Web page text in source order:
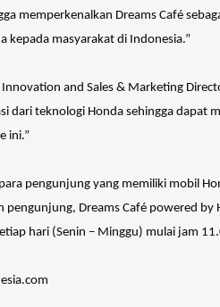
memperkenalkan Dreams Café
kepada masyarakat di Indonesia.”
Innovation and Sales & Marketing
dari teknologi Honda sehingga dapat
ini.”
pengunjung yang memiliki mobil
pengunjung, Dreams Café powered
hari (Senin – Minggu) mulai jam